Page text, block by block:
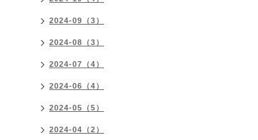
2024-09（3）
2024-08（3）
2024-07（4）
2024-06（4）
2024-05（5）
2024-04（2）